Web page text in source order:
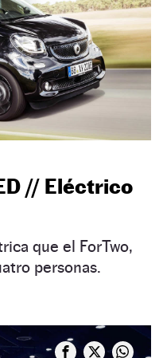
// Eléctrico
que el ForTwo,
personas.